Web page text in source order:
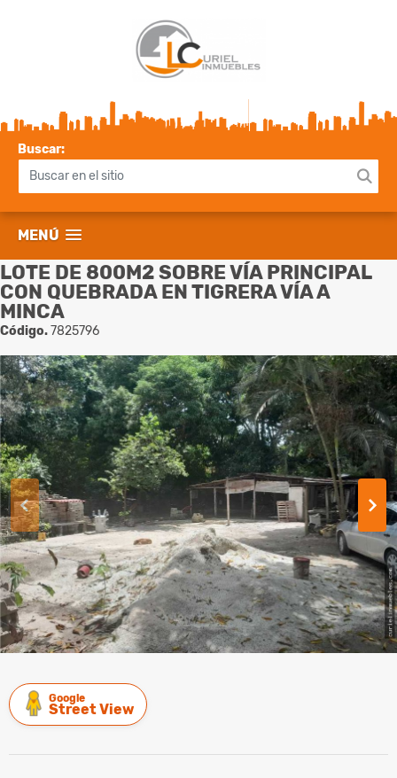
Buscar:
MENÚ
LOTE DE 800M2 SOBRE VÍA PRINCIPAL
CON QUEBRADA EN TIGRERA VÍA A
MINCA
Código.7825796
Google
Street View